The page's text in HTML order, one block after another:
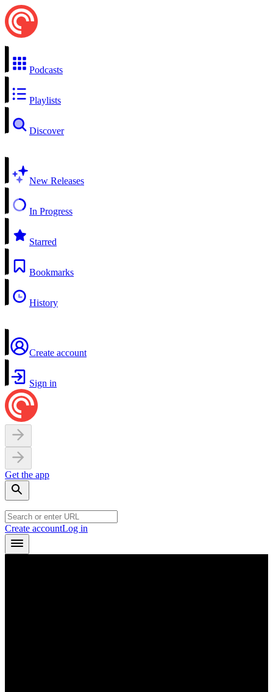
Podcasts
Playlists
Discover
New Releases
In Progress
Starred
Bookmarks
History
Create account
Sign in
Get the app
Create accountLog in